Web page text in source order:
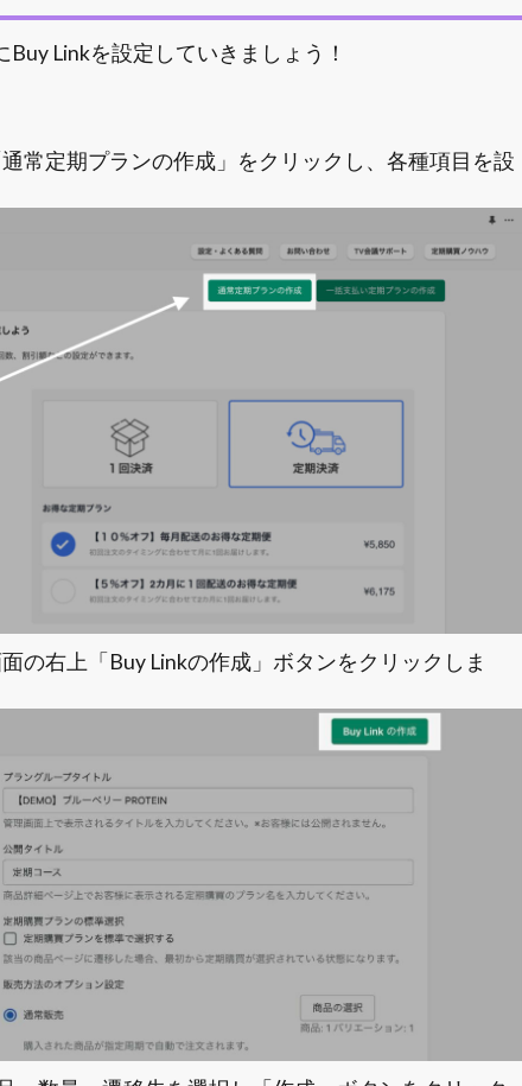
Linkを設定していきましょう！
常定期プランの作成」をクリックし、各種項目を設
の右上「Buy Linkの作成」ボタンをクリックしま